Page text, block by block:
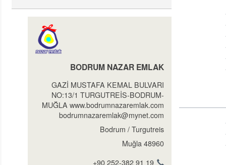
BODRUM NAZAR EMLAK
GAZİ MUSTAFA KEMAL BULVARI
NO:13/1 TURGUTREİS-BODRUM-
MUĞLA www.bodrumnazaremlak.com
bodrumnazaremlak@mynet.com
Bodrum / Turgutreis
48960 Muğla
+90 252-382 91 19